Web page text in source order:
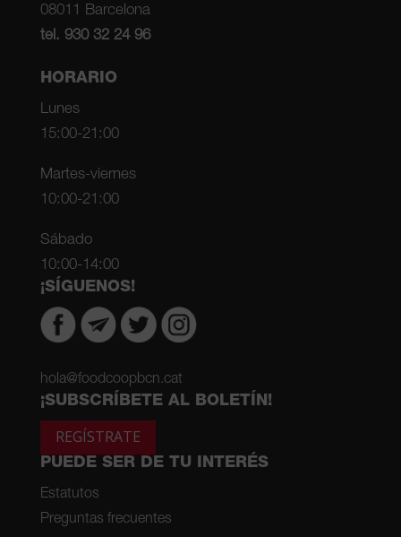
08011 Barcelona
tel. 930 32 24 96
HORARIO
Lunes
15:00-21:00
Martes-viernes
10:00-21:00
Sábado
10:00-14:00
¡SÍGUENOS!
hola@foodcoopbcn.cat
¡SUBSCRÍBETE AL BOLETÍN!
REGÍSTRATE
PUEDE SER DE TU INTERÉS
Estatutos
Preguntas frecuentes